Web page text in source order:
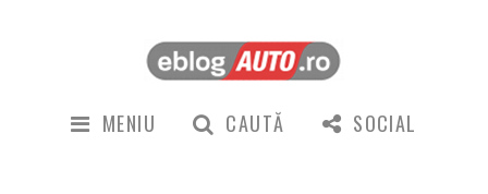
MENIU CAUTĂ SOCIAL